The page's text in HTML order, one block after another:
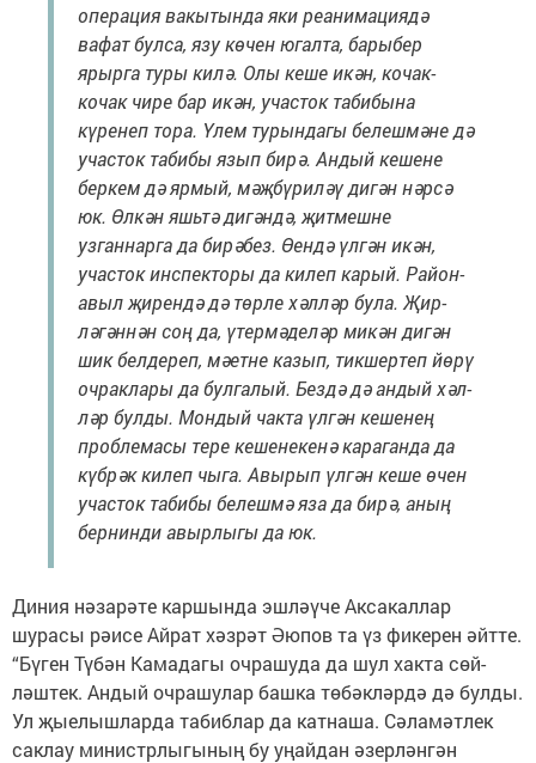
операция вакытында яки реанимациядә
вафат булса, язу көчен югалта, барыбер
ярырга туры килә. Олы кеше икән, кочак-
кочак чире бар икән, участок табибына
күренеп тора. Үлем турындагы белеш­мәне дә
участок табибы язып бирә. Андый кешене
беркем дә ярмый, мәҗбү­риләү дигән нәрсә
юк. Өлкән яшь­тә дигәндә, җитмешне
узганнарга да бирәбез. Өендә үлгән икән,
участок инспекторы да килеп карый. Район-
авыл җи­рендә дә төрле хәлләр була. Җир­
ләгән­нән соң да, үтермәделәр микән дигән
шик белдереп, мәетне казып, тикшертеп йөрү
очраклары да булгалый. Бездә дә андый хәл­
ләр булды. Мондый чакта үлгән ке­шенең
проблемасы тере ке­ше­некенә караганда да
күбрәк килеп чыга. Авырып үлгән кеше өчен
участок табибы белешмә яза да бирә, аның
бернинди авырлыгы да юк.
Диния нәзарәте каршында эш­ләүче Аксакаллар
шурасы рәи­се Айрат хәзрәт Әюпов та үз фикерен әйтте.
“Бүген Түбән Камадагы очрашуда да шул хакта сөй­
ләштек. Андый очрашулар башка төбәкләрдә дә булды.
Ул җые­лышларда табиблар да катнаша. Сәламәтлек
саклау ми­нистр­­лыгының бу уңайдан әзер­ләнгән